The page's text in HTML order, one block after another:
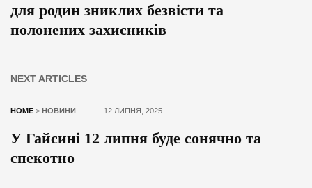
для родин зниклих безвісти та
полонених захисників
NEXT ARTICLES
HOME > НОВИНИ 12 ЛИПНЯ, 2025
У Гайсині 12 липня буде сонячно та
спекотно